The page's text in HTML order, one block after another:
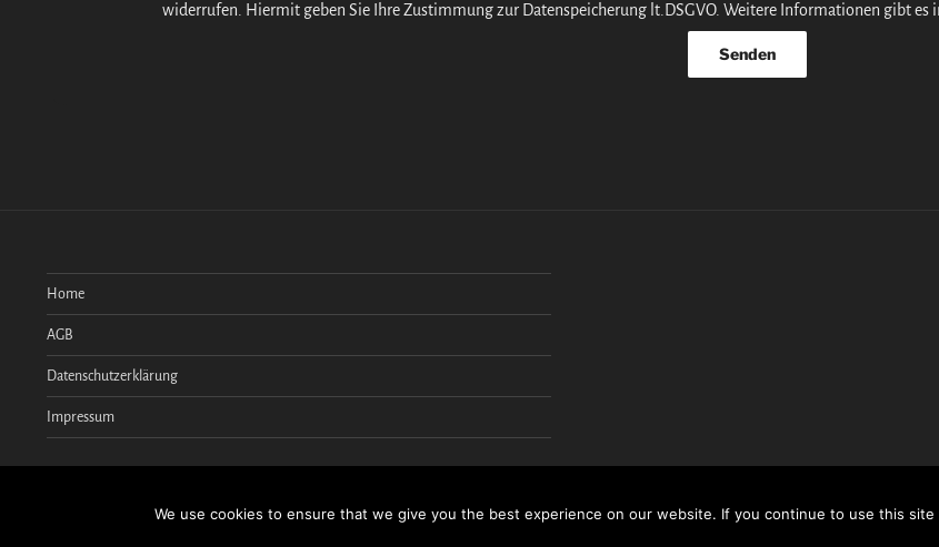
widerrufen. Hiermit geben Sie Ihre Zustimmung zur Datenspeicherung lt.DSGVO. Weitere Informationen gibt es
Home
AGB
Datenschutzerklärung
Impressum
Datenschutzerklärung Stolz präsentiert von
We use cookies to ensure that we give you the best experience on our website. If you continue to use this